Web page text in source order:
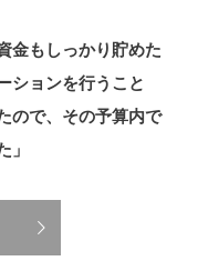
金もしっかり貯めた
ションを行うこと
ので、その予算内で
」